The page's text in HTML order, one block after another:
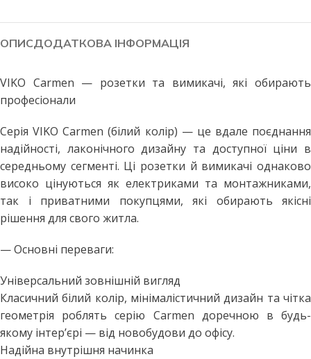
ОПИСДОДАТКОВА ІНФОРМАЦІЯ
VIKO Carmen — розетки та вимикачі, які обирають
професіонали
Серія VIKO Carmen (білий колір) — це вдале поєднання
надійності, лаконічного дизайну та доступної ціни в
середньому сегменті. Ці розетки й вимикачі однаково
високо цінуються як електриками та монтажниками,
так і приватними покупцями, які обирають якісні
рішення для свого житла.
— Основні переваги:
Універсальний зовнішній вигляд
Класичний білий колір, мінімалістичний дизайн та чітка
геометрія роблять серію Carmen доречною в будь-
якому інтер’єрі — від новобудови до офісу.
Надійна внутрішня начинка